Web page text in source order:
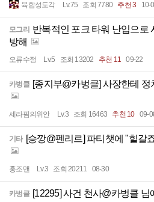
육합성도각 Lv.75 조회 7780 추천 3 10-
모그리 반복적인 포크 타워 난입으로
방해
오류수정 Lv.5 조회 13202 추천 11 09-22
카벙클 [종지부@카벙클] 사장한테 정
세라핌의위안 Lv.3 조회 16463 추천 10 09-
기타 [승깡@펜리르] 파티챗에 "힐갈
홍조맨 Lv.3 조회 20211 08-30
카벙클 [12295] 사건 천사@카벙클 님